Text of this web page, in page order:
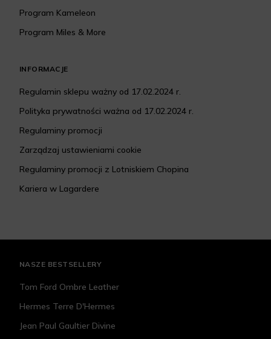
Program Kameleon
Program Miles & More
INFORMACJE
Regulamin sklepu ważny od 17.02.2024 r.
Polityka prywatności ważna od 17.02.2024 r.
Regulaminy promocji
Zarządzaj ustawieniami cookie
Regulaminy promocji z Lotniskiem Chopina
Kariera w Lagardere
NASZE BESTSELLERY
Tom Ford Ombre Leather
Hermes Terre D'Hermes
Jean Paul Gaultier Divine